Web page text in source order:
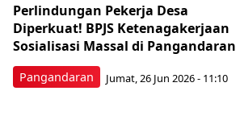
Pangandaran
Perlindungan Pekerja Desa
Diperkuat! BPJS Ketenagakerjaan
Sosialisasi Massal di Pangandaran
Jumat, 26 Jun 2026 - 11:10